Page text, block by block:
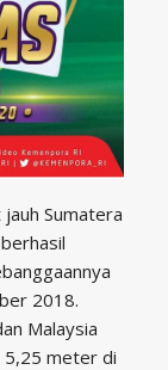
Sumatera
2018.
Malaysia
5,25 meter di